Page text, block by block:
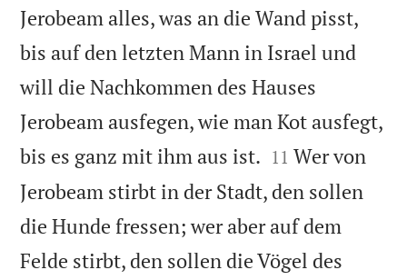
Jerobeam alles, was an die Wand pisst,
bis auf den letzten Mann in Israel und
will die Nachkommen des Hauses
Jerobeam ausfegen, wie man Kot ausfegt,
bis es ganz mit ihm aus ist. 

11 Wer von
Jerobeam stirbt in der Stadt, den sollen
die Hunde fressen; wer aber auf dem
Felde stirbt, den sollen die Vögel des